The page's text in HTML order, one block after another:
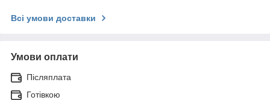
Всі умови доставки
Умови оплати
Післяплата
Готівкою